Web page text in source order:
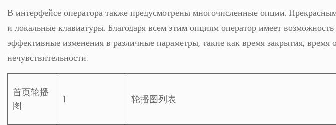
В интерфейсе оператора также предусмотрены многочисленные опции.
и локальные клавиатуры. Благодаря всем этим опциям оператор имеет
эффективные изменения в различные параметры, такие как время закрытия, время
нечувствительности.
首页轮播
图
1 轮播图列表